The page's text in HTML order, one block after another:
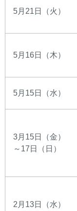
5月21日（火）
5月16日（木）
5月15日（水）
3月15日（金）
～17日（日）
2月13日（水）